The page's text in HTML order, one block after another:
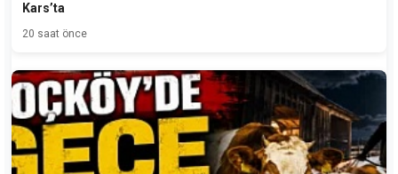
Kars’ta
20 saat önce